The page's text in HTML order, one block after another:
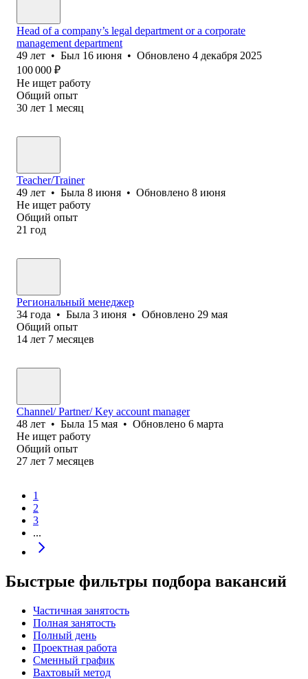
Head of a company’s legal department or a corporate
management department
49 лет • Был 16 июня • Обновлено 4 декабря 2025
100 000 ₽
Не ищет работу
Общий опыт
30 лет 1 месяц
Teacher/Trainer
49 лет • Была 8 июня • Обновлено 8 июня
Не ищет работу
Общий опыт
21 год
Региональный менеджер
34 года • Была 3 июня • Обновлено 29 мая
Общий опыт
14 лет 7 месяцев
Channel/ Partner/ Key account manager
48 лет • Была 15 мая • Обновлено 6 марта
Не ищет работу
Общий опыт
27 лет 7 месяцев
1
2
3
...
Быстрые фильтры подбора вакансий
Частичная занятость
Полная занятость
Полный день
Проектная работа
Сменный график
Вахтовый метод